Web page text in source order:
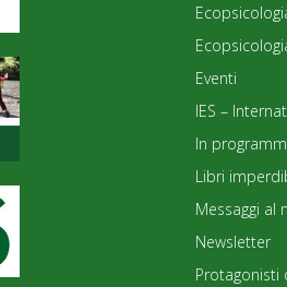
Eventi
IES –
In
Libri
Messaggi al
Newsletter
Protagonisti